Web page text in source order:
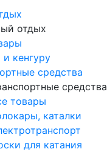
отдых
и кенгуру
средства
средства
товары
каталки
для катания